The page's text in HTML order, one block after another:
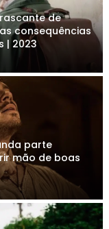
de
consequências
| 2023
parte
mão de boas